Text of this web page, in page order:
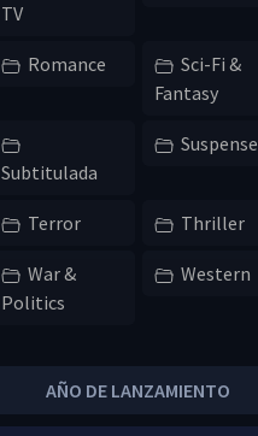
TV
Romance
Sci-Fi &
Fantasy
Subtitulada
Suspense
Terror Thriller
War &
Politics
Western
AÑO DE LANZAMIENTO